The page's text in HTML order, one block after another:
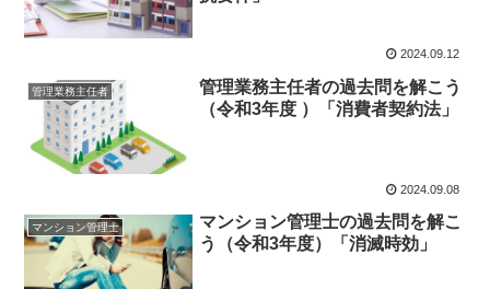
2024.09.12
管理業務主任者
管理業務主任者の過去問を解こう
（令和3年度 ）「消費者契約法」
2024.09.08
マンション管理士
マンション管理士の過去問を解こ
う（令和3年度）「消滅時効」